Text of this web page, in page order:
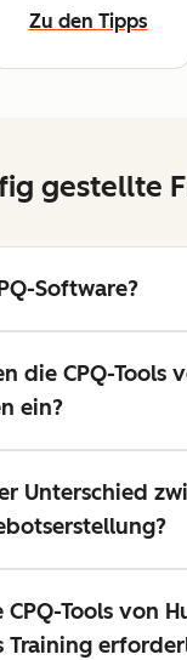
Zu den Tipps
gestellte
Software?
die CPQ-Tools
ein?
Unterschied
Tools von
Training